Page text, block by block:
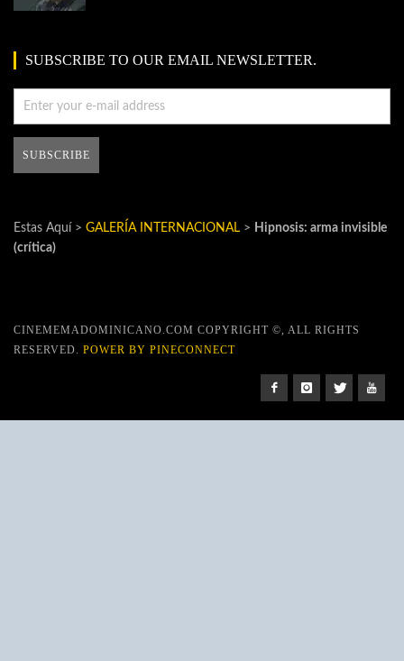
SUBSCRIBE TO OUR EMAIL NEWSLETTER.
Estas Aquí > GALERÍA INTERNACIONAL > Hipnosis: arma invisible
(crítica)
CINEMEMADOMINICANO.COM COPYRIGHT ©, ALL RIGHTS
RESERVED. POWER BY PINECONNECT